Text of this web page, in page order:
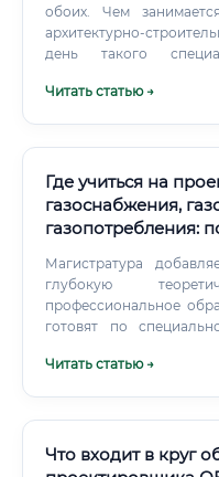
обоих. Чем
архитектурно-
день такого
замечаний
Читать статью →
Где учиться на
газоснабжения,
газопотребления:
Магистратура
глубокую
профессиональное образование
готовят по
08.02.08).
Читать статью →
Что входит в круг